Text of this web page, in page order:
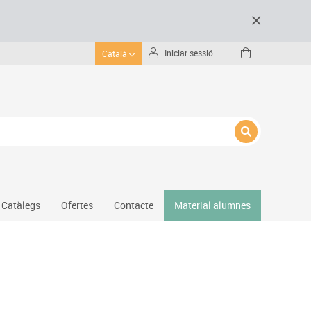
Català Iniciar sessió
Catàlegs Ofertes Contacte Material alumnes